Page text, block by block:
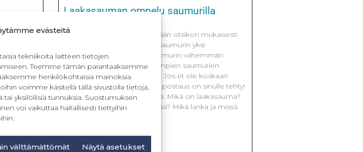
evästeitä
tekniikoita laitteen tietojen
Teemme tämän parantaaksemme
henkilökohtaisia mainoksia.
voimme käsitellä tällä sivustolla tietoja,
tai yksilöllisiä tunnuksia. Suostumuksen
voi vaikuttaa haitallisesti tiettyihin
välttämättömät Näytä asetukset
ole tullut
heti
kuin
Laakasauman ompelu saumurilla
Laakasauman ompelu tehdään otsikon mukaisesti
saumurilla. Laakasauma on saumurin yksi
ompeleista. Se on myös saumurin vähemmän
tiedetty/käytetty, vaikka useimpien saumurien
ohjekirjassa tämä on esitelty. Jos et ole koskaan
kuullut laakasaumasta, tämä postaus on sinulle tehty!
Kooste postauksen sisällöstä: Mikä on laakasauma?
Mihin laakasaumaa voi käyttää? Mikä lanka ja missä